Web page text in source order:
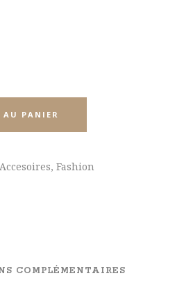
AU PANIER
Accesoires, Fashion
COMPLÉMENTAIRES